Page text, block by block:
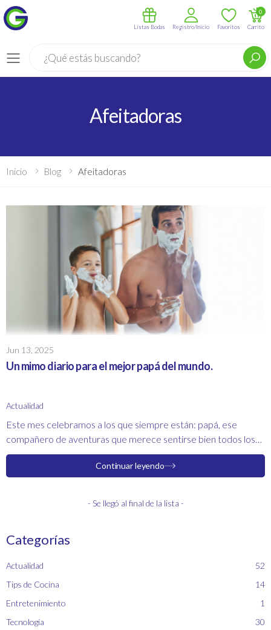
Menú
Listas Bodas Registro/Inicio Favoritos Carrito
0
Afeitadoras
Inicio Blog Afeitadoras
Jun 13, 2025
Un mimo diario para el mejor papá del mundo.
Actualidad
Este mes celebramos a los que siempre están: papá, ese
compañero de aventuras que merece sentirse bien todos los
días. En González Giménez te ayudamos a elegir el regalo ideal
para que este Día del Padre sea especial. Porque un buen
Continuar leyendo
- Se llegó al final de la lista -
Categorías
Actualidad
52
Tips de Cocina
14
Entretenimiento
1
Tecnología
30